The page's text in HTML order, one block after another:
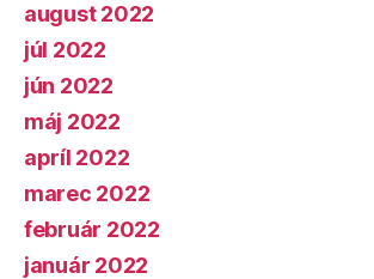
august 2022
júl 2022
jún 2022
máj 2022
apríl 2022
marec 2022
február 2022
január 2022